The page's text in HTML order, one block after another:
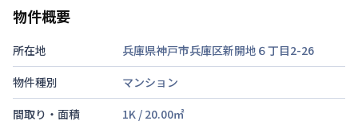
物件概要
所在地
兵庫県神戸市兵庫区新開地６丁目2-26
物件種別
マンション
間取り・面積
1K / 20.00㎡